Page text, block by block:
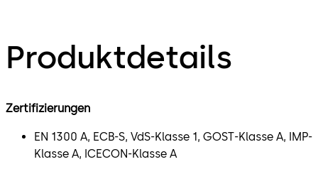
Produktdetails
Zertifizierungen
EN 1300 A, ECB-S, VdS-Klasse 1, GOST-Klasse A, IMP-
Klasse A, ICECON-Klasse A